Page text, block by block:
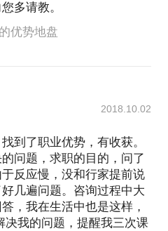
多请教。
优势地盘
2018.10.02
到了职业优势，有收获。
问题，求职的目的，问了
反应慢，没和行家提前说
几遍问题。咨询过程中大
，我在生活中也是这样，
决我的问题，提醒我三次课